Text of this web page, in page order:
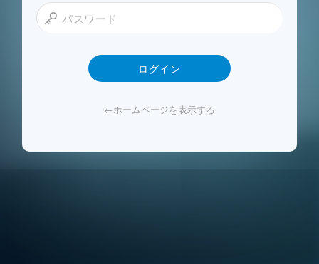
ログイン
←ホームページを表示する